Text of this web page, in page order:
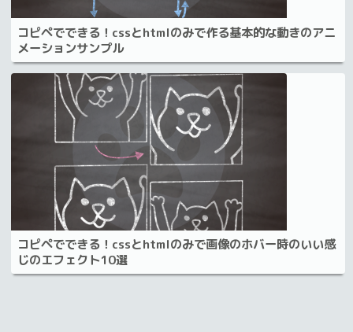
コピペでできる！cssとhtmlのみで作る基本的な動きのアニ
メーションサンプル
コピペでできる！cssとhtmlのみで画像のホバー時のいい感
じのエフェクト10選